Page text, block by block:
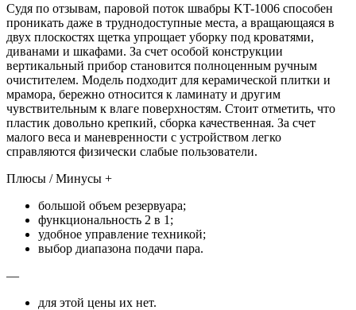
Судя по отзывам, паровой поток швабры KT-1006 способен
проникать даже в труднодоступные места, а вращающаяся в
двух плоскостях щетка упрощает уборку под кроватями,
диванами и шкафами. За счет особой конструкции
вертикальный прибор становится полноценным ручным
очистителем. Модель подходит для керамической плитки и
мрамора, бережно относится к ламинату и другим
чувствительным к влаге поверхностям. Стоит отметить, что
пластик довольно крепкий, сборка качественная. За счет
малого веса и маневренности с устройством легко
справляются физически слабые пользователи.
Плюсы / Минусы +
большой объем резервуара;
функциональность 2 в 1;
удобное управление техникой;
выбор диапазона подачи пара.
—
для этой цены их нет.